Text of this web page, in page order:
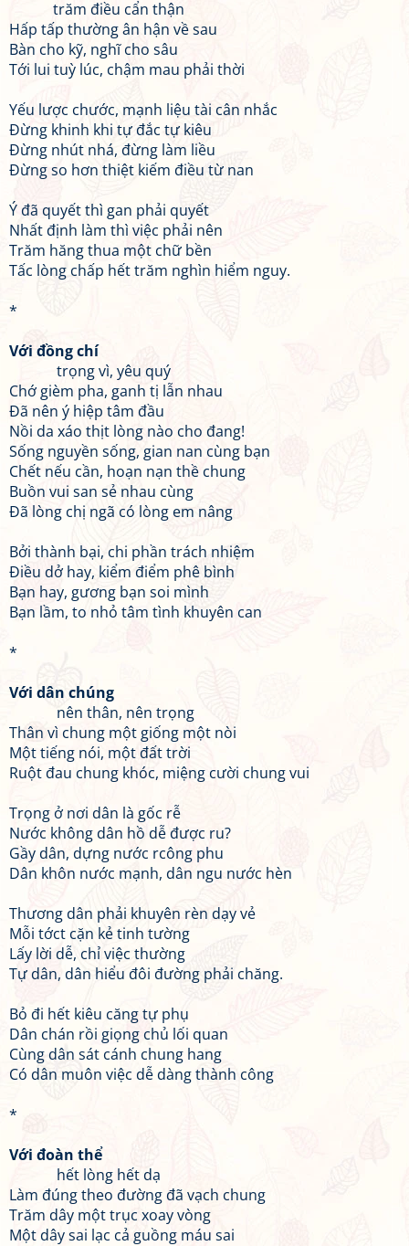
trăm điều cẩn thận
Hấp tấp thường ân hận về sau
Bàn cho kỹ, nghĩ cho sâu
Tới lui tuỳ lúc, chậm mau phải thời
Yếu lược chước, mạnh liệu tài cân nhắc
Đừng khinh khi tự đắc tự kiêu
Đừng nhút nhá, đừng làm liều
Đừng so hơn thiệt kiếm điều từ nan
Ý đã quyết thì gan phải quyết
Nhất định làm thì việc phải nên
Trăm hăng thua một chữ bền
Tấc lòng chấp hết trăm nghìn hiểm nguy.
*
Với đồng chí
trọng vì, yêu quý
Chớ gièm pha, ganh tị lẫn nhau
Đã nên ý hiệp tâm đầu
Nồi da xáo thịt lòng nào cho đang!
Sống nguyền sống, gian nan cùng bạn
Chết nếu cần, hoạn nạn thề chung
Buồn vui san sẻ nhau cùng
Đã lòng chị ngã có lòng em nâng
Bởi thành bại, chi phần trách nhiệm
Điều dở hay, kiểm điểm phê bình
Bạn hay, gương bạn soi mình
Bạn lầm, to nhỏ tâm tình khuyên can
*
Với dân chúng
nên thân, nên trọng
Thân vì chung một giống một nòi
Một tiếng nói, một đất trời
Ruột đau chung khóc, miệng cười chung vui
Trọng ở nơi dân là gốc rễ
Nước không dân hồ dễ được ru?
Gầy dân, dựng nước rcông phu
Dân khôn nước mạnh, dân ngu nước hèn
Thương dân phải khuyên rèn dạy vẻ
Mỗi tớct cặn kẻ tinh tường
Lấy lời dễ, chỉ việc thường
Tự dân, dân hiểu đôi đường phải chăng.
Bỏ đi hết kiêu căng tự phụ
Dân chán rồi giọng chủ lối quan
Cùng dân sát cánh chung hang
Có dân muôn việc dễ dàng thành công
*
Với đoàn thể
hết lòng hết dạ
Làm đúng theo đường đã vạch chung
Trăm dây một trục xoay vòng
Một dây sai lạc cả guồng máu sai